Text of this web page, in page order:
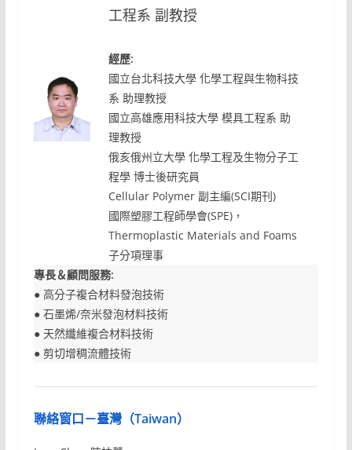
工程系 副教授
經歷:
國立台北科技大學 化學工程與生物科技
系 助理教授
國立高雄應用科技大學 模具工程系 助
理教授
俄亥俄州立大學 化學工程及生物分子工
程學 博士後研究員
Cellular Polymer 副主編(SCI期刊)
國際塑膠工程師學會(SPE)，
Thermoplastic Materials and Foams
子分項理事
專長＆顧問服務:
● 高分子複合材料發泡技術
● 石墨烯/奈米發泡材料技術
● 天然纖維複合材料技術
● 剪切增稠流體技術
聯絡窗口－臺灣（Taiwan）